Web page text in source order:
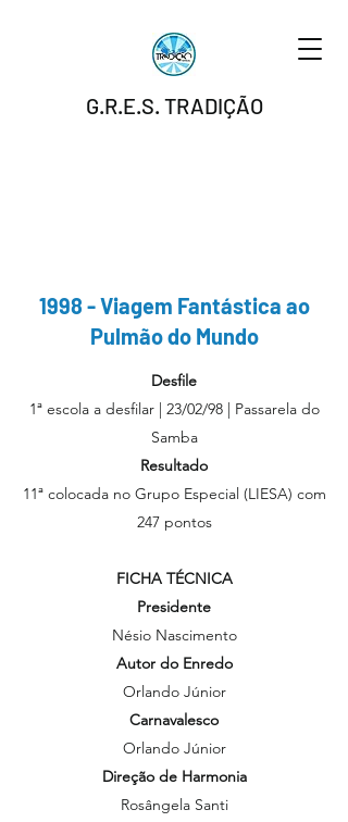
G.R.E.S. TRADIÇÃO
1998 - Viagem Fantástica ao
Pulmão do Mundo
Desfile
1ª escola a desfilar | 23/02/98 | Passarela do
Samba
Resultado
11ª colocada no Grupo Especial (LIESA) com
247 pontos
FICHA TÉCNICA
Presidente
Nésio Nascimento
Autor do Enredo
Orlando Júnior
Carnavalesco
Orlando Júnior
Direção de Harmonia
Rosângela Santi